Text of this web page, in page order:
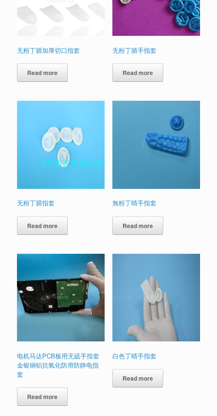
无粉丁腈加厚切口指套
Read more
无粉丁腈手指套
Read more
无粉丁腈指套
Read more
無粉丁晴手指套
Read more
电机马达PCB板用无硫手指套
金银铜铝抗氧化防滑防静电指
套
Read more
白色丁晴手指套
Read more